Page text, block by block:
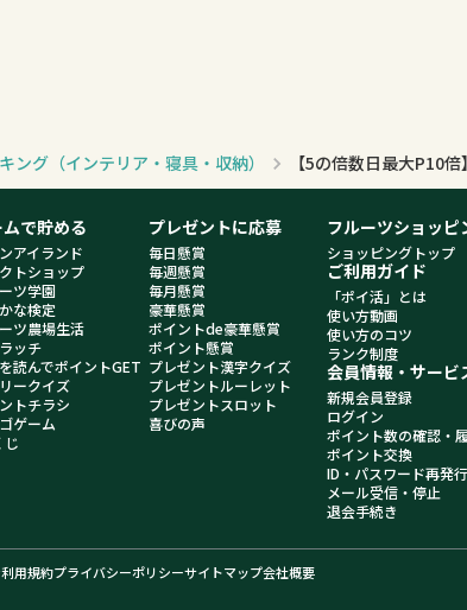
ング（インテリア・寝具・収納）
で貯める
アイランド
トショップ
ツ学園
な検定
ツ農場生活
ッチ
読んでポイントGET
ークイズ
トチラシ
ゲーム
じ
プレゼントに応募
毎日懸賞
毎週懸賞
毎月懸賞
豪華懸賞
ポイントde豪華懸賞
ポイント懸賞
プレゼント漢字クイズ
プレゼントルーレット
プレゼントスロット
喜びの声
フルーツショッピ
ショッピングトップ
ご利用ガイド
「ポイ活」とは
使い方動画
使い方のコツ
ランク制度
会員情報・サービ
新規会員登録
ログイン
ポイント数の確認・
ポイント交換
ID・パスワード再発行
メール受信・停止
退会手続き
利用規約プライバシーポリシーサイトマップ会社概要